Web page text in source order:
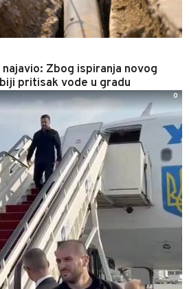
Zbog ispiranja novog
pritisak vode u gradu
0